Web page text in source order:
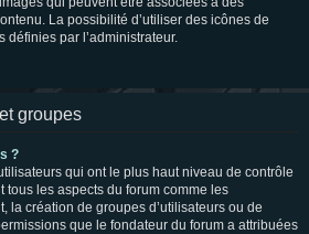
La possibilité d’utiliser des icônes de
par l’administrateur.
groupes
?
qui ont le plus haut niveau de contrôle
tous les aspects du forum comme les
la création de groupes d’utilisateurs ou de
que le fondateur du forum a attribuées